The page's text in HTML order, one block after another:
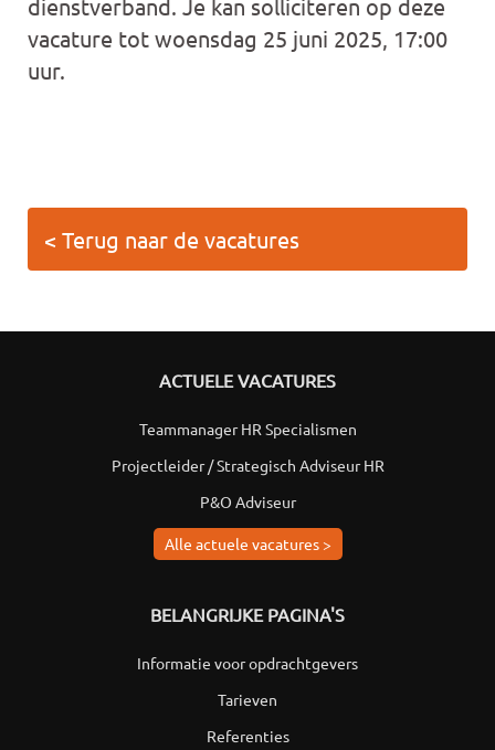
dienstverband. Je kan solliciteren op deze
vacature tot woensdag 25 juni 2025, 17:00
uur.
< Terug naar de vacatures
ACTUELE VACATURES
Teammanager HR Specialismen
Projectleider / Strategisch Adviseur HR
P&O Adviseur
Alle actuele vacatures >
BELANGRIJKE PAGINA'S
Informatie voor opdrachtgevers
Tarieven
Referenties